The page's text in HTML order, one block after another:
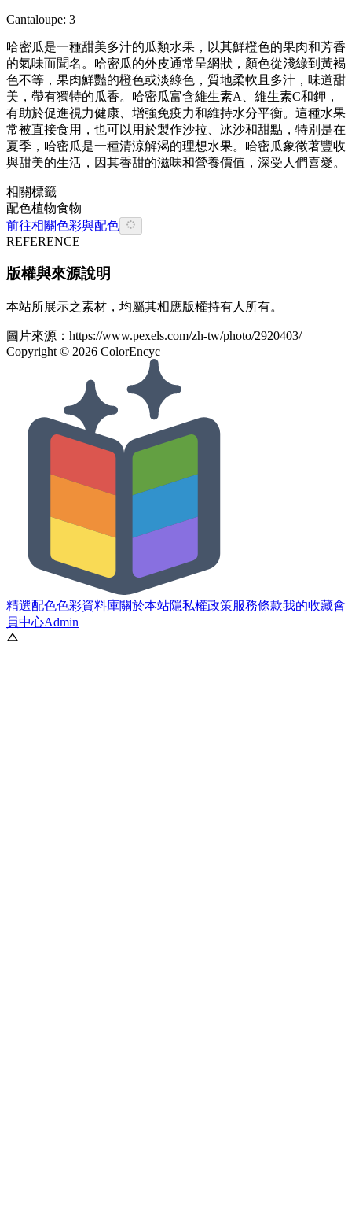
Cantaloupe: 3
哈密瓜是一種甜美多汁的瓜類水果，以其鮮橙色的果肉和芳香
的氣味而聞名。哈密瓜的外皮通常呈網狀，顏色從淺綠到黃褐
色不等，果肉鮮豔的橙色或淡綠色，質地柔軟且多汁，味道甜
美，帶有獨特的瓜香。哈密瓜富含維生素A、維生素C和鉀，
有助於促進視力健康、增強免疫力和維持水分平衡。這種水果
常被直接食用，也可以用於製作沙拉、冰沙和甜點，特別是在
夏季，哈密瓜是一種清涼解渴的理想水果。哈密瓜象徵著豐收
與甜美的生活，因其香甜的滋味和營養價值，深受人們喜愛。
相關標籤
配色植物食物
前往相關色彩與配色
REFERENCE
版權與來源說明
本站所展示之素材，均屬其相應版權持有人所有。
圖片來源： https://www.pexels.com/zh-tw/photo/2920403/
Copyright © 2026 ColorEncyc
精選配色色彩資料庫關於本站隱私權政策服務條款我的收藏會
員中心Admin